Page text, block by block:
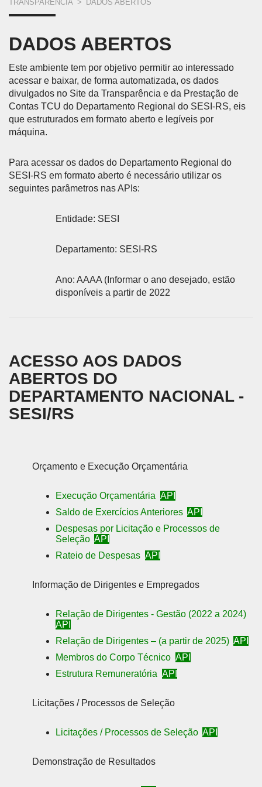
VOCÊ
AQUI
TRANSPARÊNCIA > DADOS ABERTOS
DADOS ABERTOS
Este ambiente tem por objetivo permitir ao interessado
acessar e baixar, de forma automatizada, os dados
divulgados no Site da Transparência e da Prestação de
Contas TCU do Departamento Regional do SESI-RS, eis
que estruturados em formato aberto e legíveis por
máquina.
Para acessar os dados do Departamento Regional do
SESI-RS em formato aberto é necessário utilizar os
seguintes parâmetros nas APIs:
Entidade: SESI
Departamento: SESI-RS
Ano: AAAA (Informar o ano desejado, estão
disponíveis a partir de 2022
ACESSO AOS DADOS
ABERTOS DO
DEPARTAMENTO NACIONAL -
SESI/RS
Orçamento e Execução Orçamentária
Execução Orçamentária API
Saldo de Exercícios Anteriores API
Despesas por Licitação e Processos de
Seleção API
Rateio de Despesas API
Informação de Dirigentes e Empregados
Relação de Dirigentes - Gestão (2022 a 2024)
API
Relação de Dirigentes – (a partir de 2025) API
Membros do Corpo Técnico API
Estrutura Remuneratória API
Licitações / Processos de Seleção
Licitações / Processos de Seleção API
Demonstração de Resultados